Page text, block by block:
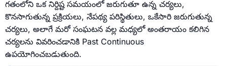
గతంలోని ఒక నిర్దిష్ట సమయంలో జరుగుతూ ఉన్న చర్యలు,
కొనసాగుతున్న ప్రక్రియలు, నేపథ్య పరిస్థితులు, ఒకేసారి జరుగుతున్న
చర్యలు, అలాగే మరో సంఘటన వల్ల మధ్యలో అంతరాయం కలిగిన
చర్యలను వివరించడానికి Past Continuous
ఉపయోగించబడుతుంది.